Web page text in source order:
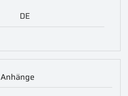
DE
Anhänge